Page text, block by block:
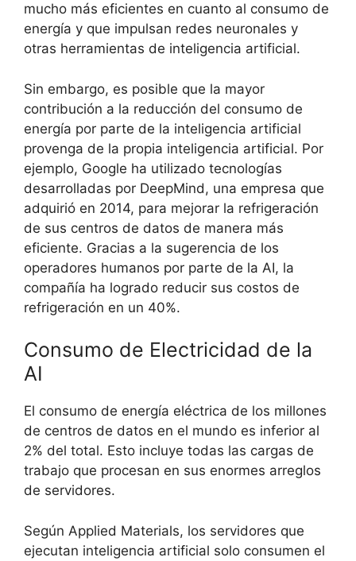
mucho más eficientes en cuanto al consumo de
energía y que impulsan redes neuronales y
otras herramientas de inteligencia artificial.
Sin embargo, es posible que la mayor
contribución a la reducción del consumo de
energía por parte de la inteligencia artificial
provenga de la propia inteligencia artificial. Por
ejemplo, Google ha utilizado tecnologías
desarrolladas por DeepMind, una empresa que
adquirió en 2014, para mejorar la refrigeración
de sus centros de datos de manera más
eficiente. Gracias a la sugerencia de los
operadores humanos por parte de la AI, la
compañía ha logrado reducir sus costos de
refrigeración en un 40%.
Consumo de Electricidad de la
AI
El consumo de energía eléctrica de los millones
de centros de datos en el mundo es inferior al
2% del total. Esto incluye todas las cargas de
trabajo que procesan en sus enormes arreglos
de servidores.
Según Applied Materials, los servidores que
ejecutan inteligencia artificial solo consumen el